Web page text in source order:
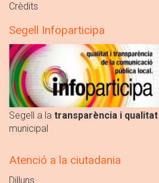
Crèdits
Segell Infoparticipa
Segell a la transparència i
municipal
Atenció a la ciutadania
Dilluns